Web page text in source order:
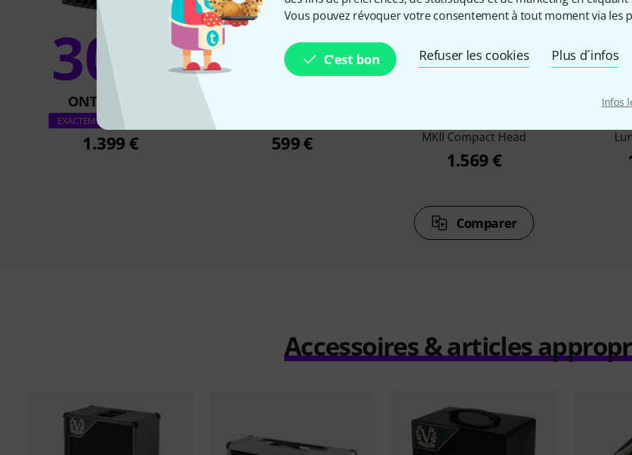
Vous pouvez révoquer votre consentement à tout moment via les
C'est bon Refuser les cookies Plus d´infos
Infos
30%
ONT ACHETÉ
EXACTEMENT CE PRODUIT
1.399 €
11%
599 €
9%
MKII Compact Head
1.569 €
Comparer
Accessoires & articles